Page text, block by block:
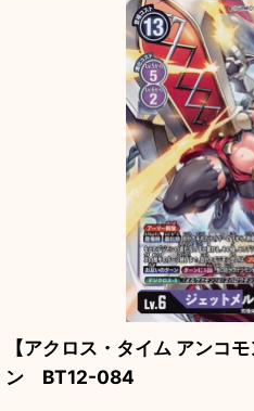
【アクロス・タイム アンコ
ン BT12-084